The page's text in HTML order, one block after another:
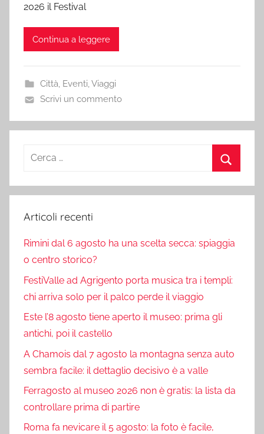
2026 il Festival
Continua a leggere
Città, Eventi,Viaggi
Scrivi un commento
Ricerca
Articoli recenti
Rimini dal 6 agosto ha una scelta secca: spiaggia
o centro storico?
FestiValle ad Agrigento porta musica tra i templi:
chi arriva solo per il palco perde il viaggio
Este l’8 agosto tiene aperto il museo: prima gli
antichi, poi il castello
A Chamois dal 7 agosto la montagna senza auto
sembra facile: il dettaglio decisivo è a valle
Ferragosto al museo 2026 non è gratis: la lista da
controllare prima di partire
Roma fa nevicare il 5 agosto: la foto è facile,